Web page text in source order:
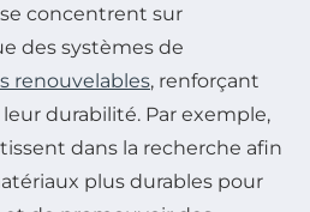
concentrent sur
des systèmes de
renouvelables, renforçant
durabilité. Par exemple,
dans la recherche afin
plus durables pour